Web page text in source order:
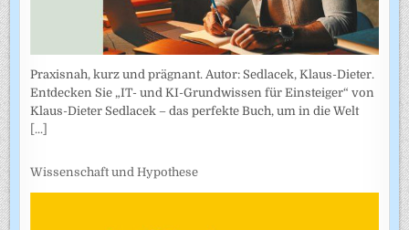
Praxisnah, kurz und prägnant. Autor: Sedlacek, Klaus-Dieter.
Entdecken Sie „IT- und KI-Grundwissen für Einsteiger“ von
Klaus-Dieter Sedlacek – das perfekte Buch, um in die Welt
[...]
Wissenschaft und Hypothese